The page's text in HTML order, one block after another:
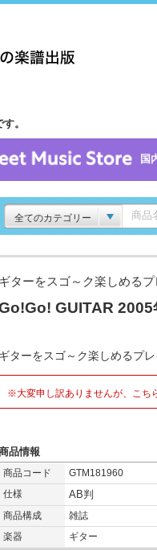
。
国
全てのカテゴリー
ギターをスゴ～ク楽しめる
GUITAR 2005
ギターをスゴ～ク楽しめるプ
※大変申し訳ありませんが、こち
品情報
商品コード
GTM181960
仕様
AB判
商品構成
雑誌
楽器
ギター